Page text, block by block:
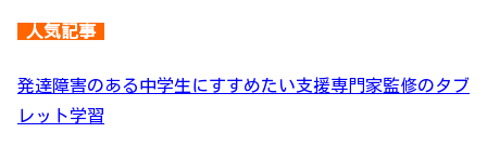
人気記事
発達障害のある中学生にすすめたい支援専門家監修のタブ
レット学習